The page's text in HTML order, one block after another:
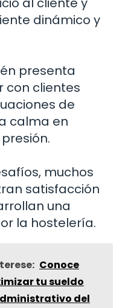
dinámico y
presenta
con clientes
de
calma en
muchos
satisfacción
una
la hostelería.
Conoce
tu sueldo
del